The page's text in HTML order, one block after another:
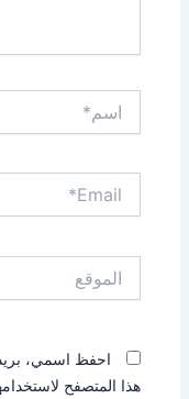
احفظ اسمي،
هذا المتصفح